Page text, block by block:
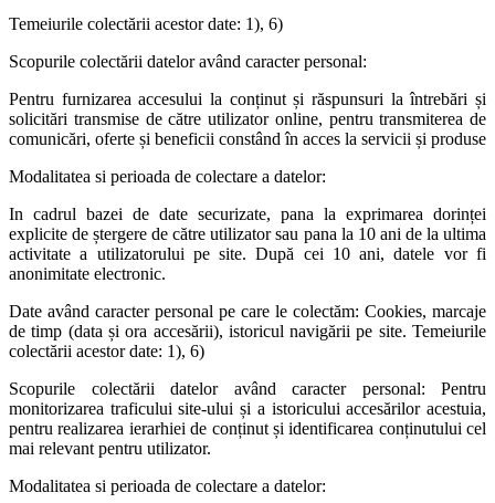
Temeiurile colectării acestor date: 1), 6)
Scopurile colectării datelor având caracter personal:
Pentru furnizarea accesului la conținut și răspunsuri la întrebări și
solicitări transmise de către utilizator online, pentru transmiterea de
comunicări, oferte și beneficii constând în acces la servicii și produse
Modalitatea si perioada de colectare a datelor:
In cadrul bazei de date securizate, pana la exprimarea dorinței
explicite de ștergere de către utilizator sau pana la 10 ani de la ultima
activitate a utilizatorului pe site. După cei 10 ani, datele vor fi
anonimitate electronic.
Date având caracter personal pe care le colectăm: Cookies, marcaje
de timp (data și ora accesării), istoricul navigării pe site. Temeiurile
colectării acestor date: 1), 6)
Scopurile colectării datelor având caracter personal: Pentru
monitorizarea traficului site-ului și a istoricului accesărilor acestuia,
pentru realizarea ierarhiei de conținut și identificarea conținutului cel
mai relevant pentru utilizator.
Modalitatea si perioada de colectare a datelor: